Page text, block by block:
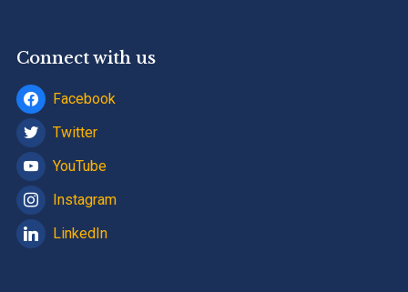
Connect with us
Facebook
Twitter
YouTube
Instagram
LinkedIn